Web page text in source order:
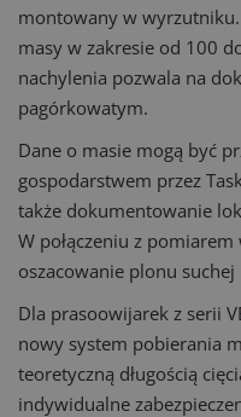
montowany w
masy w zakresie od 100
nachylenia pozwala na
pagórkowatym.
Dane o masie mogą być
gospodarstwem przez
także dokumentowanie
W połączeniu z
oszacowanie plonu suchej
Dla prasoowijarek z serii
nowy system pobierania
teoretyczną długością
indywidualne